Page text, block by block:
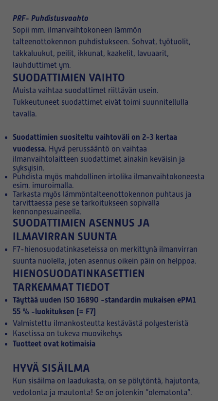
PRF- Puhdistusvaahto
Sopii mm. ilmanvaihtokoneen lämmön
talteenottokennon puhdistukseen. Sohvat, työtuolit,
takkaluukut, peilit, ikkunat, kaakelit, lavuaarit,
lauhduttimet ym.
SUODATTIMIEN VAIHTO
Muista vaihtaa suodattimet riittävän usein.
Tukkeutuneet suodattimet eivät toimi suunnitellulla
tavalla.
Suodattimien suositeltu vaihtoväli on 2-3 kertaa
vuodessa. Hyvä perussääntö on vaihtaa
ilmanvaihtolaitteen suodattimet ainakin keväisin ja
syksyisin.
Puhdista myös mahdollinen irtolika ilmanvaihtokoneesta
esim. imuroimalla.
Tarkasta myös lämmöntalteenottokennon puhtaus ja
tarvittaessa pese se tarkoitukseen sopivalla
kennonpesuaineella.
SUODATTIMIEN ASENNUS JA
ILMAVIRRAN SUUNTA
F7-hienosuodatinkaseteissa on merkittynä ilmanvirran
suunta nuolella, joten asennus oikein päin on helppoa.
HIENOSUODATINKASETTIEN
TARKEMMAT TIEDOT
Täyttää uuden ISO 16890 -standardin mukaisen ePM1
55 % -luokituksen (= F7)
Valmistettu ilmankosteutta kestävästä polyesteristä
Kasetissa on tukeva muovikehys
Tuotteet ovat kotimaisia
HYVÄ SISÄILMA
Kun sisäilma on laadukasta, on se pölytöntä, hajutonta,
vedotonta ja mautonta! Se on jotenkin ”olematonta”.